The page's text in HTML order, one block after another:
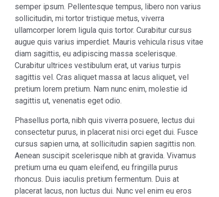
semper ipsum. Pellentesque tempus, libero non varius
sollicitudin, mi tortor tristique metus, viverra
ullamcorper lorem ligula quis tortor. Curabitur cursus
augue quis varius imperdiet. Mauris vehicula risus vitae
diam sagittis, eu adipiscing massa scelerisque.
Curabitur ultrices vestibulum erat, ut varius turpis
sagittis vel. Cras aliquet massa at lacus aliquet, vel
pretium lorem pretium. Nam nunc enim, molestie id
sagittis ut, venenatis eget odio.
Phasellus porta, nibh quis viverra posuere, lectus dui
consectetur purus, in placerat nisi orci eget dui. Fusce
cursus sapien urna, at sollicitudin sapien sagittis non.
Aenean suscipit scelerisque nibh at gravida. Vivamus
pretium urna eu quam eleifend, eu fringilla purus
rhoncus. Duis iaculis pretium fermentum. Duis at
placerat lacus, non luctus dui. Nunc vel enim eu eros